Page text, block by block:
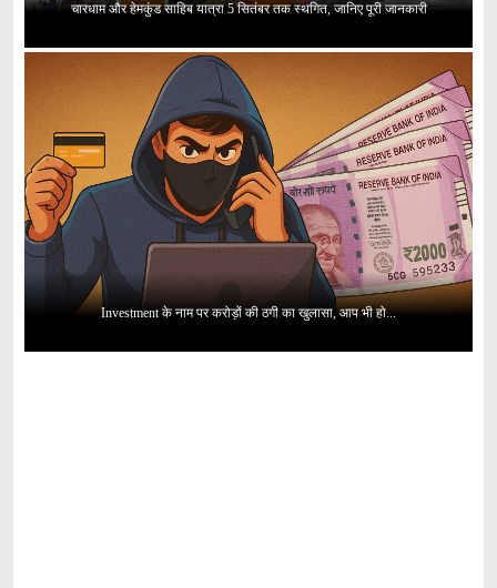
चारधाम और हेमकुंड साहिब यात्रा 5 सितंबर तक स्थगित, जानिए पूरी जानकारी
Investment के नाम पर करोड़ों की ठगी का खुलासा, आप भी हो...